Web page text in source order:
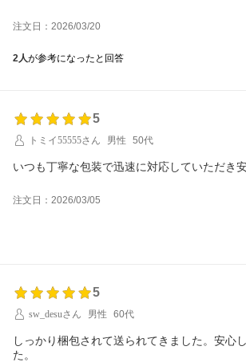
5本も買ったのにガッカリです
注文日：2026/03/20
2人が参考になったと回答
5
トミイ55555さん
男性 50代
注文日：2026/03/05
5
sw_desuさん
男性 60代
しっかり梱包されて送られてきました。安心
た。